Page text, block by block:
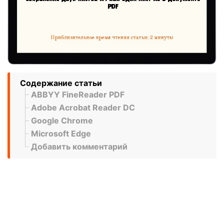
Содержание статьи
ABBYY FineReader PDF
Adobe Acrobat Reader DC
Google Chrome
Microsoft Edge
Добавить комментарий